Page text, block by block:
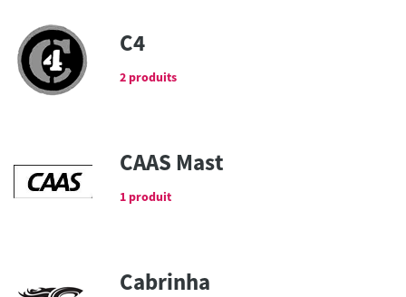
C4
2 produits
CAAS Mast
1 produit
Cabrinha